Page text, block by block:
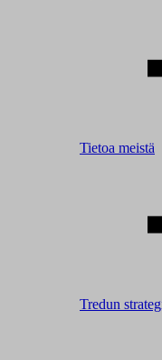
Tietoa meistä
Tredun